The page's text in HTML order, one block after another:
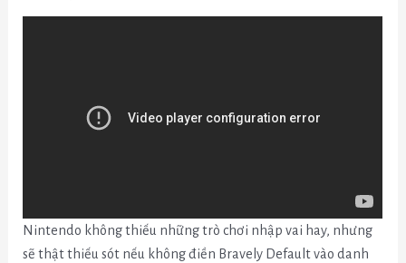
Nintendo không thiếu những trò chơi nhập vai hay, nhưng
sẽ thật thiếu sót nếu không điền Bravely Defaultvào danh